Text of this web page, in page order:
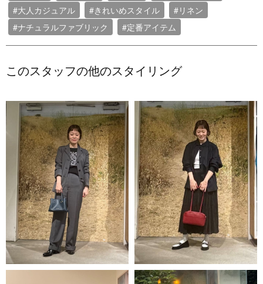
#大人カジュアル
#きれいめスタイル
#リネン
#ナチュラルファブリック
#定番アイテム
このスタッフの他のスタイリング